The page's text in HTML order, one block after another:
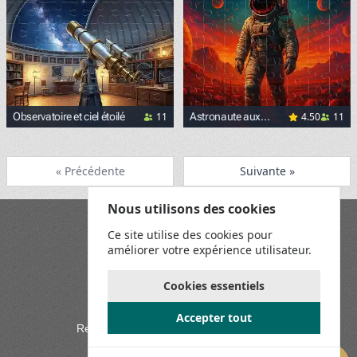
Observatoire et ciel étoilé 11
Astronaute aux
confins du monde
4.50 11
« Précédente Suivante »
Rejoignez-nous sur les réseaux sociaux:
Playground
Conditions générales
Règles du jeu
Contactez-nous
Nous utilisons des cookies
Ce site utilise des cookies pour
améliorer votre expérience utilisateur.
Cookies essentiels
Accepter tout